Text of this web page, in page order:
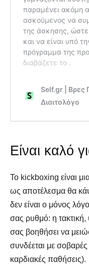
Γιατρό &
Γιατρό &
Είναι καλό
Το kickboxing είναι
ως αποτέλεσμα θα
δεν είναι ο μόνος
σας ρυθμό: η
σας βοηθήσει να
συνδέεται με
καρδιακές παθήσεις).